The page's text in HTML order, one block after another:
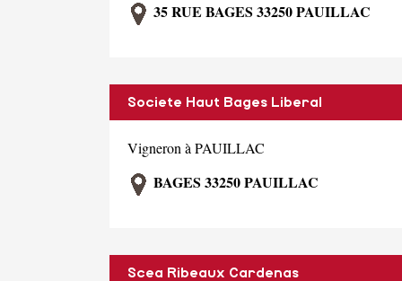
35 RUE BAGES 33250 PAUILLAC
Societe Haut Bages Liberal
Vigneron à PAUILLAC
BAGES 33250 PAUILLAC
Scea Ribeaux Cardenas